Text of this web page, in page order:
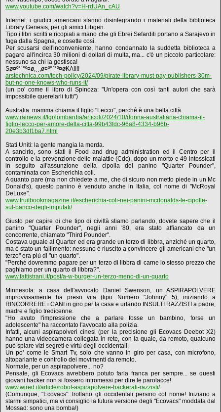
www.youtube.com/watch?v=H-rdUAn_cAU
Internet: i giudici americani stanno disintegrando i materiali della biblioteca
Library Genesis, per gli amici Libgen.
Tipo i libri scritti e ricopiati a mano che gli Ebrei Sefarditi portano a Sarajevo in
fuga dalla Spagna, e cosette così.
Per scusarsi dell'inconveniente, hanno condannato la suddetta biblioteca a
pagare all'incirca 30 milioni di dollari di multa, ma... c'è un piccolo particolare:
nessuno sa chi la gestisca!
Sø¤º°`°º¤ø,¸¸,ø¤º°`°º¤øKA!!!!
arstechnica.com/tech-policy/2024/09/pirate-library-must-pay-publishers-30m-
but-no-one-knows-who-runs-it/
(un po' come il libro di Spinoza: "Un'opera con così tanti autori che sarà
impossibile querelarli tutti")
Australia: mamma chiama il figlio "Lecco", perché è una bella città.
www.rainews.it/tgr/lombardia/articoli/2024/10/donna-australiana-chiama-il-
figlio-lecco-per-amore-della-citta-99b43fdc-96a8-4334-b96b-
20e3b3df1ba7.html
Stati Uniti: la gente mangia la merda.
A sancirlo, sono stati il Food and drug administration ed il Centro per il
controllo e la prevenzione delle malattie (Cdc), dopo un morto e 49 intossicati
in seguito all'assunzione della cipolla del panino "Quarter Pounder",
contaminata con Escherichia coli.
A quanto pare (ma non chiedete a me, che di sicuro non metto piede in un Mc
Donald's), questo panino è venduto anche in Italia, col nome di "McRoyal
DeLuxe".
www.fruitbookmagazine.it/escherichia-coli-nei-panini-mcdonalds-le-cipolle-
sul-banco-degli-imputati/
Giusto per capire di che tipo di civiltà stiamo parlando, dovete sapere che il
panino "Quarter Pounder", negli anni '80, era stato affiancato da un
concorrente, chiamato "Third Pounder".
Costava uguale al Quarter ed era grande un terzo di libbra, anziché un quarto,
ma è stato un fallimento: nessuno è riuscito a convincere gli americani che "un
terzo" era più di "un quarto".
"Perché dovremmo pagare per un terzo di libbra di carne lo stesso prezzo che
paghiamo per un quarto di libbra?".
www.fattistrani.it/post/a-w-burger-un-terzo-meno-di-un-quarto
Minnesota: a casa dell'avvocato Daniel Swenson, un ASPIRAPOLVERE
improvvisamente ha preso vita (tipo Numero "Johnny" 5), iniziando a
RINCORRERE i CANI in giro per la casa e urlando INSULTI RAZZISTI a padre,
madre e figlio tredicenne.
"Ho avuto l'impressione che a parlare fosse un bambino, forse un
adolescente" ha raccontato l'avvocato alla polizia.
Infatti, alcuni aspirapolveri cinesi (per la precisione gli Ecovacs Deebot X2)
hanno una videocamera collegata in rete, con la quale, da remoto, qualcuno
può spiare vizi segreti e virtù degli occidentali.
Un po' come le Smart Tv, solo che vanno in giro per casa, con microfono,
altoparlante e controllo dei movimenti da remoto.
Normale, per un aspirapolvere... no?
Pensate, gli Ecovacs avrebbero potuto farla franca per sempre... se questi
giovani hacker non si fossero intromessi per dire le parolacce!
www.wired.it/article/robot-aspirapolvere-hackerati-razzisti/
(Comunque, "Ecovacs": trollano gli occidentali persino col nome! Iniziano a
starmi simpatici, ma vi consiglio la futura versione degli "Ecovacs" moddata dal
Mossad: sono una bomba!)